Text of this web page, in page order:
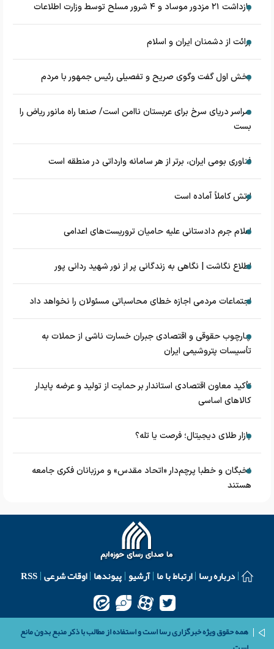
بازداشت ۲۱ مزدور موساد و ۴ شرور مسلح توسط وزارت اطلاعات
برائت از دشمنان ایران و اسلام
بخش اول گفت وگوی صریح و تفصیلی رئیس جمهور با مردم
سراسر دریای سرخ برای عربستان ناامن است/ صنعا راه مانور ریاض را
بست
فناوری بومی ایران، برتر از هر سامانه وارداتی در منطقه است
ارتش کاملاً آماده است
اعلام جرم دادستانی علیه حامیان تروریست‌های اعدامی
اطلاع نگاشت | نگاهی به زندگانی پر از نور شهید ردانی پور
اجتماعات مردمی اجازه خطای محاسباتی مسئولان را نخواهد داد
چارچوب حقوقی و اقتصادی جبران خسارت ناشی از حملات به
تأسیسات پتروشیمی ایران
تأکید معاون اقتصادی استاندار بر حمایت از تولید و عرضه پایدار
کالاهای اساسی
بازار طلای دیجیتال؛ فرصت یا تله؟
نخبگان و خطبا پرچم‌دار «اتحاد مقدس» و مرزبانان فکری جامعه
هستند
درباره رسا ارتباط با ما آرشیو پیوندها اوقات شرعی RSS
همه حقوق ویژه خبرگزاری رسا است و استفاده از مطالب با ذکر منبع بدون مانع